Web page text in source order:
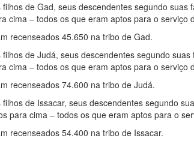
filhos de Gad, seus descendentes segundo
cima – todos os que eram aptos para o serviço
recenseados 45.650 na tribo de Gad.
filhos de Judá, seus descendentes segundo
cima – todos os que eram aptos para o serviço
recenseados 74.600 na tribo de Judá.
filhos de Issacar, seus descendentes segundo
para cima – todos os que eram aptos para o
recenseados 54.400 na tribo de Issacar.